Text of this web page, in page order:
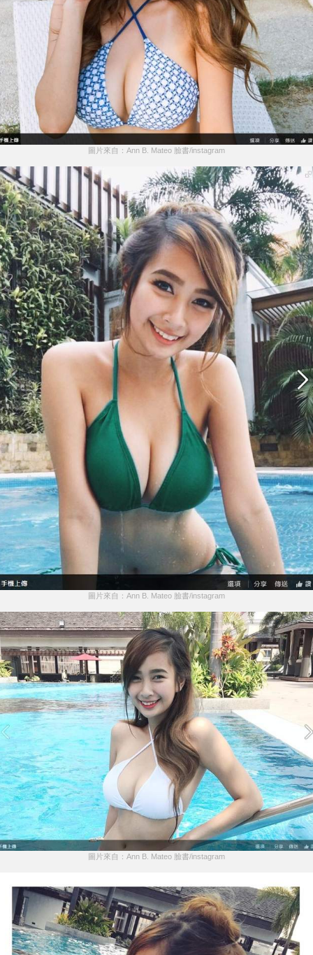
圖片來自：Ann B. Mateo 臉書/instagram
圖片來自：Ann B. Mateo 臉書/instagram
圖片來自：Ann B. Mateo 臉書/instagram